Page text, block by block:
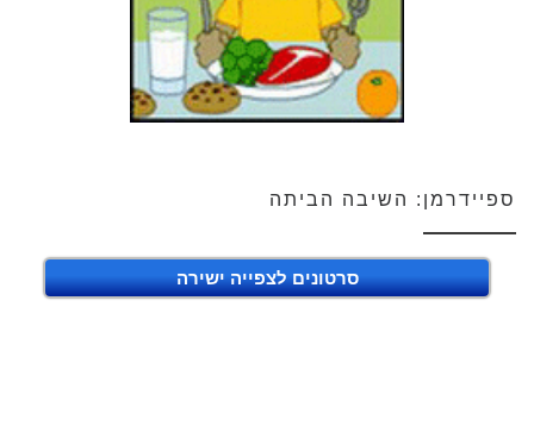
ספיידרמן: השיבה הביתה
סרטונים לצפייה ישירה